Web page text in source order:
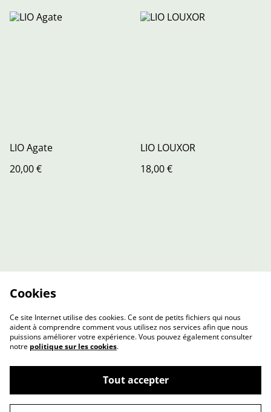
LIO Agate
20,00 €
LIO LOUXOR
18,00 €
Privacy Policy
Cookie Policy
Cookies
Ce site Internet utilise des cookies. Ce sont de petits fichiers qui nous
aident à comprendre comment vous utilisez nos services afin que nous
puissions améliorer votre expérience. Vous pouvez également consulter
notre politique sur les cookies.
Tout accepter